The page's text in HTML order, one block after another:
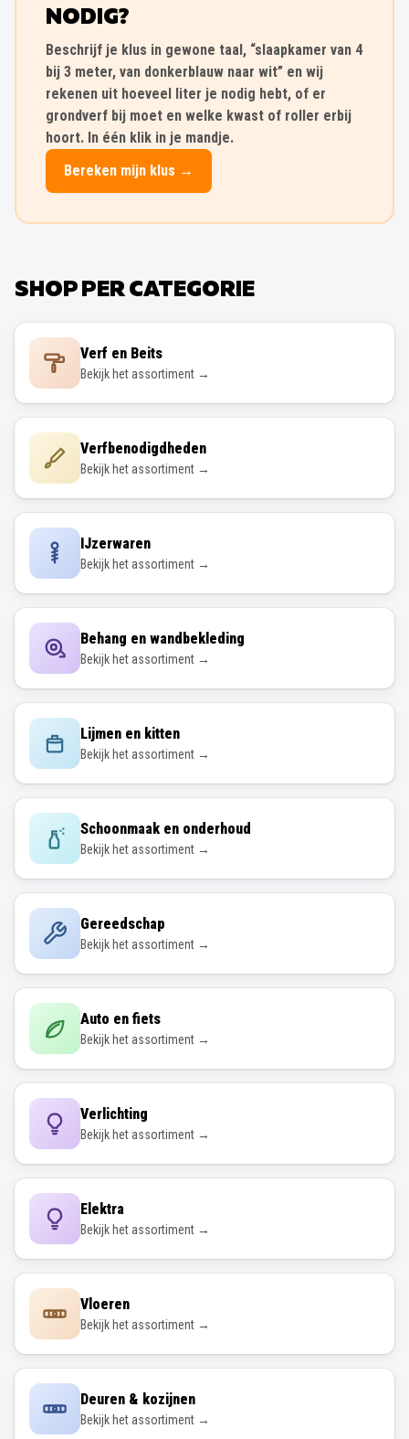
NODIG?
Beschrijf je klus in gewone taal, “slaapkamer van 4
bij 3 meter, van donkerblauw naar wit” en wij
rekenen uit hoeveel liter je nodig hebt, of er
grondverf bij moet en welke kwast of roller erbij
hoort. In één klik in je mandje.
Bereken mijn klus →
SHOP PER CATEGORIE
Verf en Beits
Bekijk het assortiment →
Verfbenodigdheden
Bekijk het assortiment →
IJzerwaren
Bekijk het assortiment →
Behang en wandbekleding
Bekijk het assortiment →
Lijmen en kitten
Bekijk het assortiment →
Schoonmaak en onderhoud
Bekijk het assortiment →
Gereedschap
Bekijk het assortiment →
Auto en fiets
Bekijk het assortiment →
Verlichting
Bekijk het assortiment →
Elektra
Bekijk het assortiment →
Vloeren
Bekijk het assortiment →
Deuren & kozijnen
Bekijk het assortiment →